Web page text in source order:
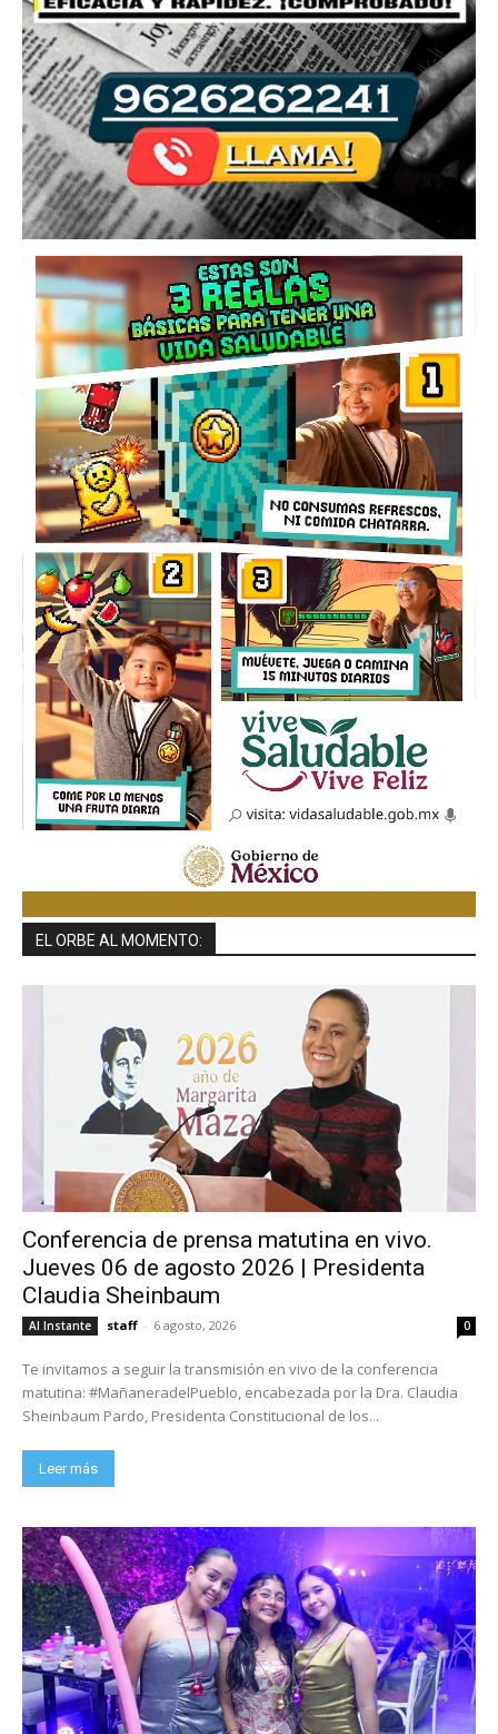
EL ORBE AL MOMENTO:
Conferencia de prensa matutina en vivo.
Jueves 06 de agosto 2026 | Presidenta
Claudia Sheinbaum
Al Instante staff - 6 agosto, 2026 0
Te invitamos a seguir la transmisión en vivo de la conferencia
matutina: #MañaneradelPueblo, encabezada por la Dra. Claudia
Sheinbaum Pardo, Presidenta Constitucional de los...
Leer más